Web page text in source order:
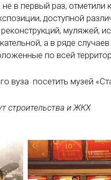
в первый раз, отметили
доступной
муляжей,
а в ряде
по всей
вуза посетить музей
строительства и ЖКХ